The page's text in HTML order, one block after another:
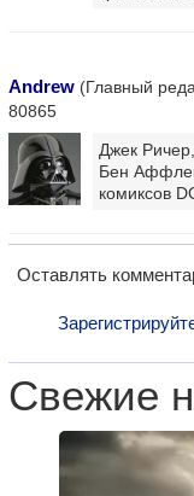
Andrew (Главный
80865
Джек
Бен
комиксов
Оставлять
Свежие